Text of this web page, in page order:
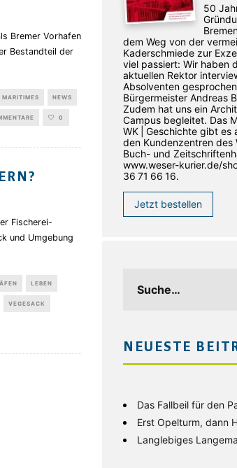
Bremer Vorhafen
Bestandteil der
MARITIMES NEWS
0
Fischerei-
und Umgebung
LEBEN
VEGESACK
50
dem Weg von der
Kaderschmiede zur
viel passiert: Wir haben
aktuellen Rektor
Absolventen
Bürgermeister Andreas
Zudem hat uns ein
Campus begleitet. Das
WK | Geschichte gibt es
den ­Kundenzentren des
Buch- und
www.weser-kurier.de/
36 71 66 16.
Jetzt bestellen
NEUESTE
Das Fallbeil für den
Erst Opelturm, dann
Langlebiges